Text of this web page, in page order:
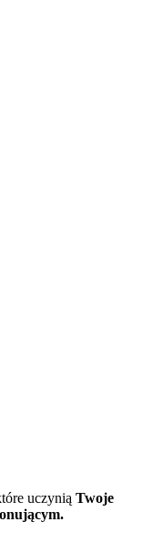
uczynią Twoje